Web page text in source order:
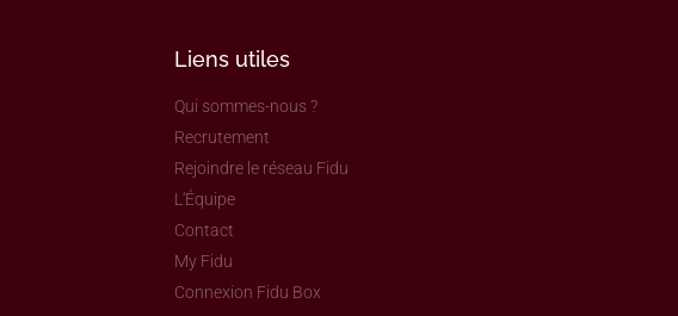
Liens utiles
Qui sommes-nous ?
Recrutement
Rejoindre le réseau Fidu
L'Équipe
Contact
My Fidu
Connexion Fidu Box